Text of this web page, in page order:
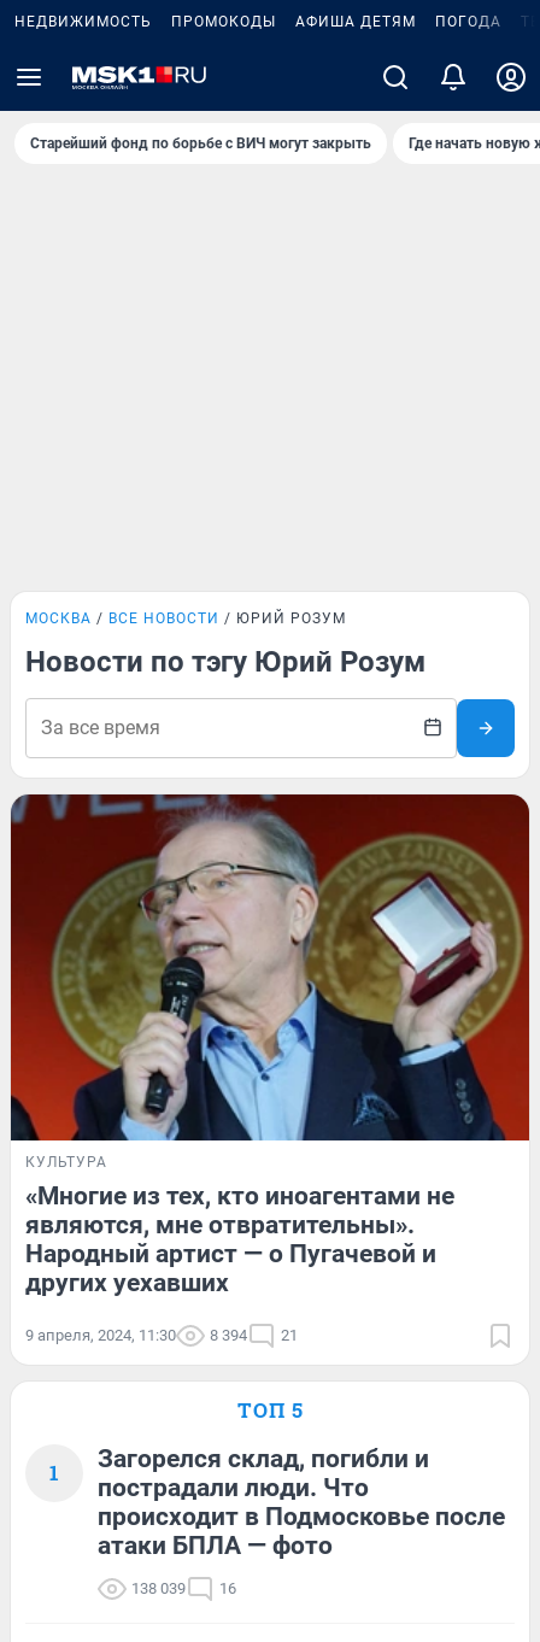
НЕДВИЖИМОСТЬ ПРОМОКОДЫ АФИША ДЕТЯМ ПОГОДА
Старейший фонд по борьбе с ВИЧ могут закрыть Где начать новую
МОСКВА ВСЕ НОВОСТИ ЮРИЙ РОЗУМ
Новости по тэгу Юрий Розум
КУЛЬТУРА
«Многие из тех, кто иноагентами не
являются, мне отвратительны».
Народный артист — о Пугачевой и
других уехавших
9 апреля, 2024, 11:30 8 394 21
ТОП 5
1
Загорелся склад, погибли и
пострадали люди. Что
происходит в Подмосковье после
атаки БПЛА — фото
138 039 16